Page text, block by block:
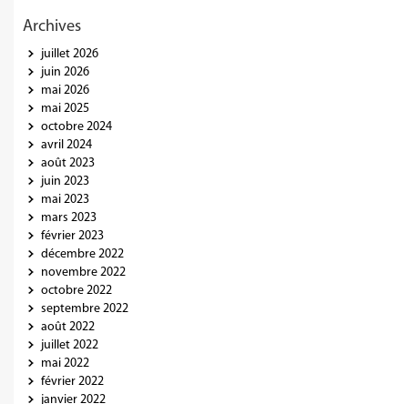
Archives
juillet 2026
juin 2026
mai 2026
mai 2025
octobre 2024
avril 2024
août 2023
juin 2023
mai 2023
mars 2023
février 2023
décembre 2022
novembre 2022
octobre 2022
septembre 2022
août 2022
juillet 2022
mai 2022
février 2022
janvier 2022